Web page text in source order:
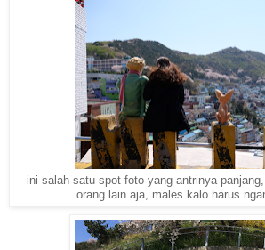
ini salah satu spot foto yang antrinya
orang lain aja, males kalo harus